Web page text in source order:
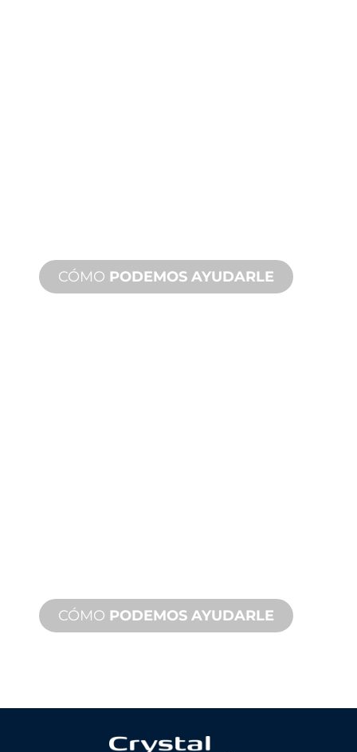
CÓMO PODEMOS AYUDARLE
CÓMO PODEMOS AYUDARLE